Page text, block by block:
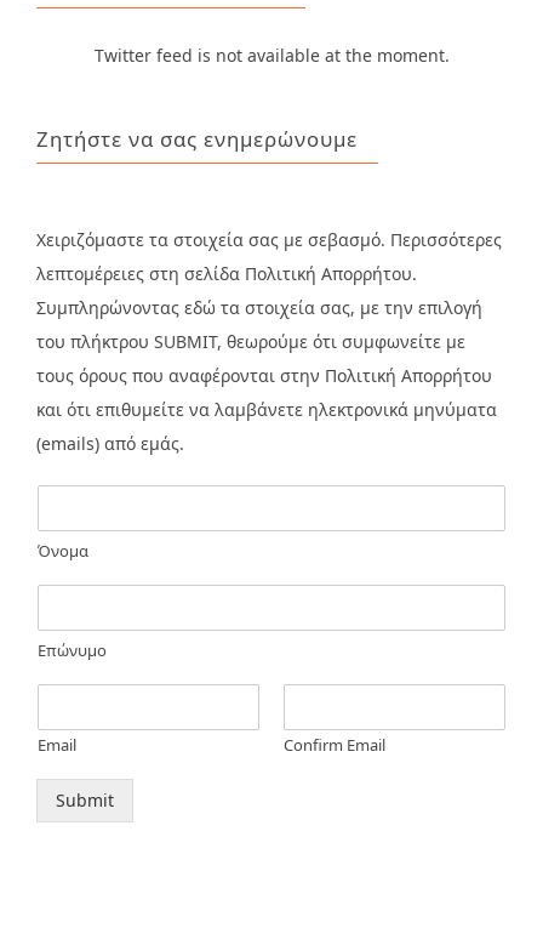
Twitter feed is not available at the moment.
Ζητήστε να σας ενημερώνουμε
Χειριζόμαστε τα στοιχεία σας με σεβασμό. Περισσότερες
λεπτομέρειες στη σελίδα Πολιτική Απορρήτου.
Συμπληρώνοντας εδώ τα στοιχεία σας, με την επιλογή
του πλήκτρου SUBMIT, θεωρούμε ότι συμφωνείτε με
τους όρους που αναφέρονται στην Πολιτική Απορρήτου
και ότι επιθυμείτε να λαμβάνετε ηλεκτρονικά μηνύματα
(emails) από εμάς.
Όνομα
Επώνυμο
Email Confirm Email
Submit